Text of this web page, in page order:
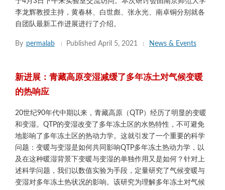
李龙辉教授主持，黄春林、白世彪、张永光、南卓铜分别就各
自团队最新工作进展进行了介绍。
By permalab Published April 5, 2021 News & Events
新进展：青藏高原变湿减缓了多年冻土对气候变暖
的热响应
20世纪90年代中期以来，青藏高原（QTP）经历了明显的变暖
和变湿。QTP的变湿改变了多年冻土区的水热特性，不可避免
地影响了多年冻土区的热动力学。这就引发了一个重要的科学
问题：变暖与变湿是如何共同影响QTP多年冻土热动力学，以
及在这种暖湿背景下变暖与变湿的单独作用又是如何？针对上
述科学问题，我们以数值实验为手段，定量研究了气候变暖与
变湿对多年冻土热状况的影响。该研究为理解多年冻土对气候